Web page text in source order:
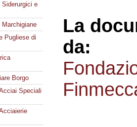
e
Pugliese di
Borgo
Speciali
La
da: